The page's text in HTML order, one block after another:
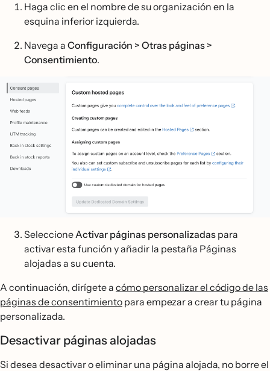
Haga clic en el nombre de su organización en la
esquina inferior izquierda.
Navega a Configuración > Otras páginas >
Consentimiento.
Seleccione Activar páginas personalizadas para
activar esta función y añadir la pestaña Páginas
alojadas a su cuenta.
A continuación, dirígete a cómo personalizar el código de las
páginas de consentimiento para empezar a crear tu página
personalizada.
Desactivar páginas alojadas
Si desea desactivar o eliminar una página alojada, no borre el